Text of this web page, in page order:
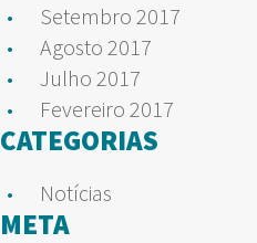
Setembro 2017
Agosto 2017
Julho 2017
Fevereiro 2017
CATEGORIAS
Notícias
META